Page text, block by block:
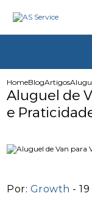
HomeBlogArtigos
Aluguel de
e
Por: Growth -